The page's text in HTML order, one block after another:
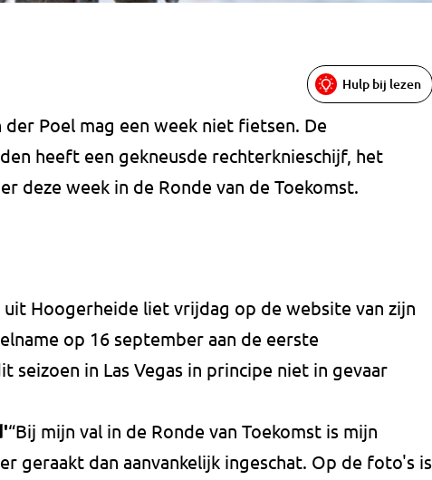
Hulp bij lezen
Poel mag een week niet fietsen. De
heeft een gekneusde rechterknieschijf, het
deze week in de Ronde van de Toekomst.
Hoogerheide liet vrijdag op de website van zijn
op 16 september aan de eerste
seizoen in Las Vegas in principe niet in gevaar
“Bij mijn val in de Ronde van Toekomst is mijn
geraakt dan aanvankelijk ingeschat. Op de foto's is